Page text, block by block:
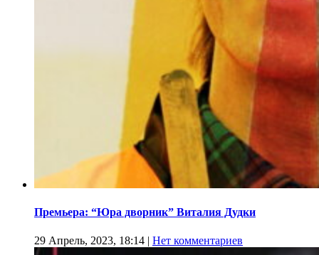
Премьера: “Юра дворник” Виталия Дудки
29 Апрель, 2023, 18:14 | Нет комментариев